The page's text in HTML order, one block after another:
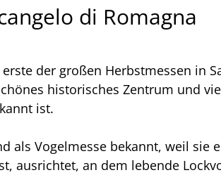
di Romagna
der großen Herbstmessen in
historisches Zentrum und
ist.
als Vogelmesse bekannt, weil sie
ausrichtet, an dem lebende